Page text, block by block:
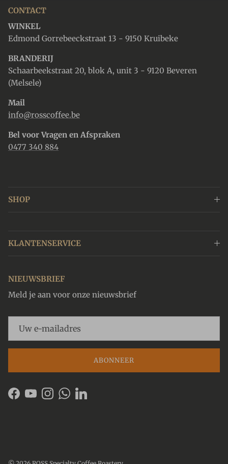
CONTACT
WINKEL
Edmond Gorrebeeckstraat 13 - 9150 Kruibeke
BRANDERIJ
Schaarbeekstraat 20, blok A, unit 3 - 9120 Beveren
(Melsele)
Mail
info@rosscoffee.be
Bel voor Vragen en Afspraken
0477 340 884
SHOP
KLANTENSERVICE
NIEUWSBRIEF
Meld je aan voor onze nieuwsbrief
ABONNEER
Facebook
YouTubeInstagram
WhatsApp
LinkedIn